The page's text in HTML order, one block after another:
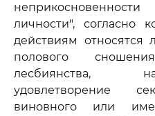
личности", согласно
действиям относятся
полового
лесбиянства,
удовлетворение
виновного или